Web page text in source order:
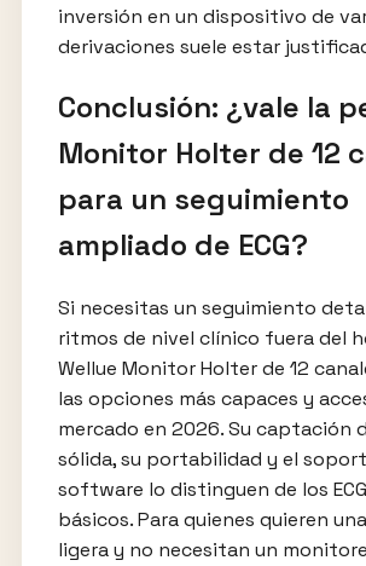
inversión en un dispositivo de
derivaciones suele estar
Conclusión: ¿vale la
Monitor Holter de 12
para un seguimiento
ampliado de ECG?
Si necesitas un seguimiento
ritmos de nivel clínico fuera del
Wellue Monitor Holter de 12
las opciones más capaces y
mercado en 2026. Su captación
sólida, su portabilidad y el
software lo distinguen de los
básicos. Para quienes quieren
ligera y no necesitan un